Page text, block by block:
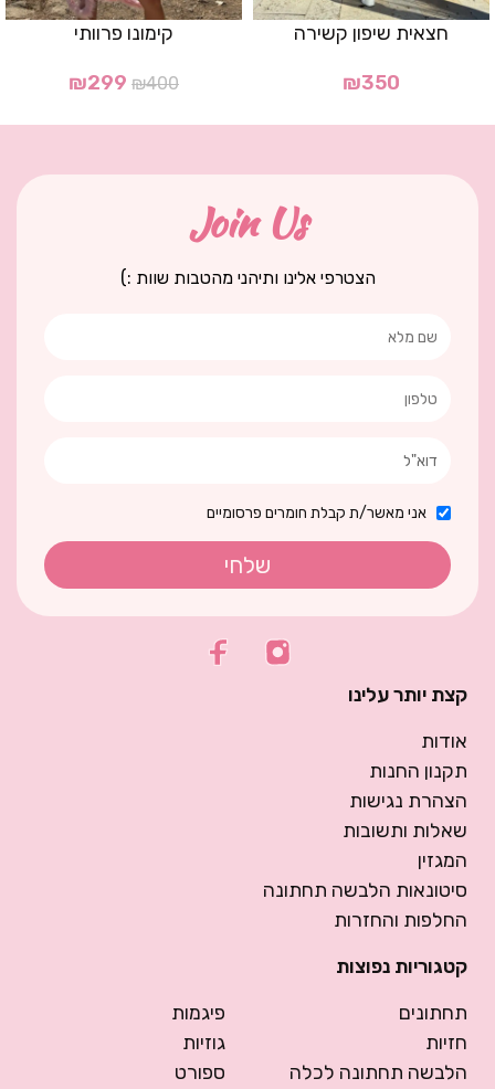
חצאית שיפון קשירה
₪350
קימונו פרוותי
₪400
₪299
Join Us
הצטרפי אלינו ותיהני מהטבות שוות :)
אני מאשר/ת קבלת חומרים פרסומיים
שלחי
קצת יותר עלינו
אודות
תקנון החנות
הצהרת נגישות
שאלות ותשובות
המגזין
סיטונאות הלבשה תחתונה
החלפות והחזרות
קטגוריות נפוצות
תחתונים
חזיות
הלבשה תחתונה לכלה
פיגמות
גוזיות
ספורט